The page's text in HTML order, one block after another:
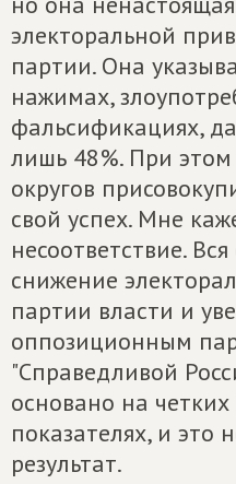
электоральной
партии. Она
нажимах,
фальсификациях,
лишь 48%. При этом
округов
свой успех. Мне
несоответствие.
снижение
партии власти и
оппозиционным
"Справедливой
основано на
показателях, и это
результат.